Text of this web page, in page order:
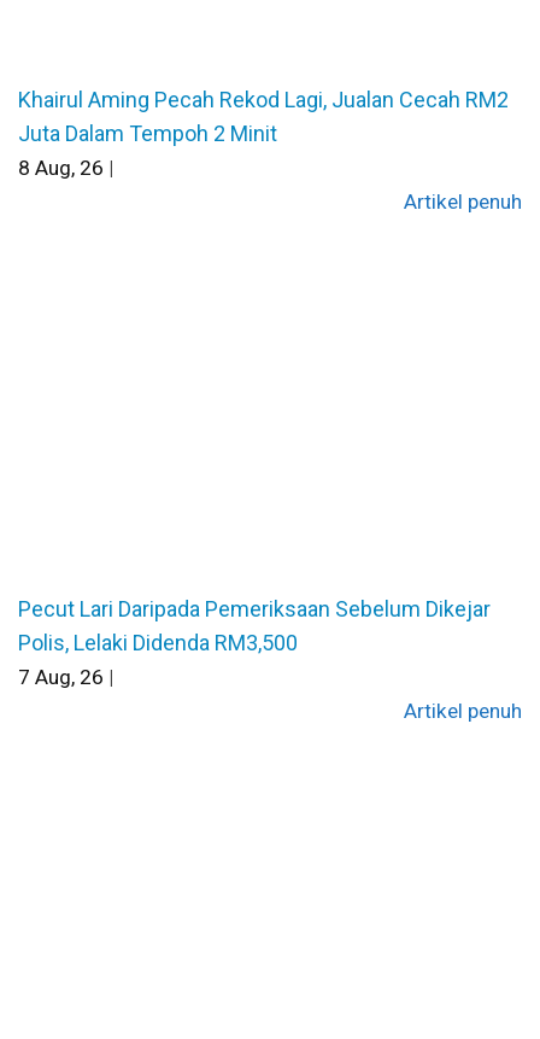
Khairul Aming Pecah Rekod Lagi, Jualan Cecah RM2
Juta Dalam Tempoh 2 Minit
8 Aug, 26 |
Artikel penuh
Pecut Lari Daripada Pemeriksaan Sebelum Dikejar
Polis, Lelaki Didenda RM3,500
7 Aug, 26 |
Artikel penuh